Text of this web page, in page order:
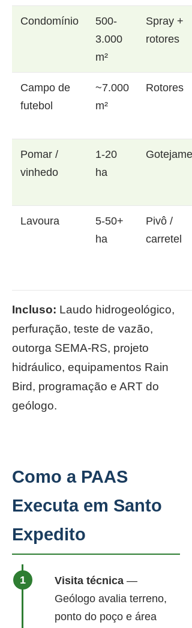
Condomínio
500-
3.000
m²
Spray +
rotores
Campo de
futebol
~7.000
m²
Rotores
Pomar /
vinhedo
1-20
ha
Lavoura
5-50+
ha
Pivô /
carretel
Incluso: Laudo hidrogeológico,
perfuração, teste de vazão,
outorga SEMA-RS, projeto
hidráulico, equipamentos Rain
Bird, programação e ART do
geólogo.
Como a PAAS
Executa em Santo
Expedito
Visita técnica —
Geólogo avalia terreno,
ponto do poço e área